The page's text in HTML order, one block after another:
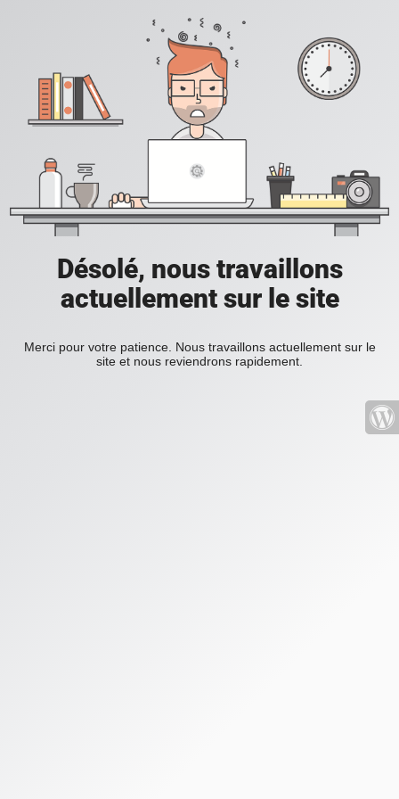
Désolé, nous travaillons
actuellement sur le site
Merci pour votre patience. Nous travaillons actuellement sur le
site et nous reviendrons rapidement.